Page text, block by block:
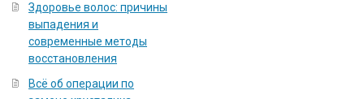
Здоровье волос: причины
выпадения и
современные методы
восстановления
Всё об операции по